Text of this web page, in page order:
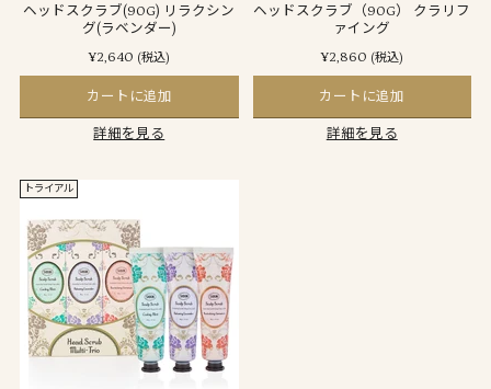
ヘッドスクラブ(90G) リラクシン
グ(ラベンダー)
¥2,640 (税込)
カートに追加
詳細を見る
ヘッドスクラブ（90G） クラリフ
ァイング
¥2,860 (税込)
カートに追加
詳細を見る
トライアル